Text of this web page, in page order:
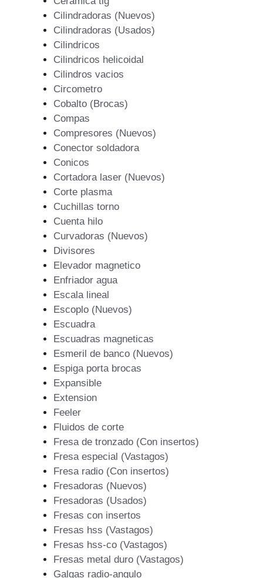
Cilindradoras (Nuevos)
Cilindradoras (Usados)
Cilindricos
Cilindricos helicoidal
Cilindros vacios
Circometro
Cobalto (Brocas)
Compas
Compresores (Nuevos)
Conector soldadora
Conicos
Cortadora laser (Nuevos)
Corte plasma
Cuchillas torno
Cuenta hilo
Curvadoras (Nuevos)
Divisores
Elevador magnetico
Enfriador agua
Escala lineal
Escoplo (Nuevos)
Escuadra
Escuadras magneticas
Esmeril de banco (Nuevos)
Espiga porta brocas
Expansible
Extension
Feeler
Fluidos de corte
Fresa de tronzado (Con insertos)
Fresa especial (Vastagos)
Fresa radio (Con insertos)
Fresadoras (Nuevos)
Fresadoras (Usados)
Fresas con insertos
Fresas hss (Vastagos)
Fresas hss-co (Vastagos)
Fresas metal duro (Vastagos)
Galgas radio-angulo